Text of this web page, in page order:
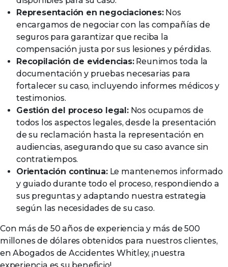
Representación en negociaciones:Nos
encargamos de negociar con las compañías de
seguros para garantizar que reciba la
compensación justa por sus lesiones y pérdidas.
Recopilación de evidencias:Reunimos toda la
documentación y pruebas necesarias para
fortalecer su caso, incluyendo informes médicos y
testimonios.
Gestión del proceso legal:Nos ocupamos de
todos los aspectos legales, desde la presentación
de su reclamación hasta la representación en
audiencias, asegurando que su caso avance sin
contratiempos.
Orientación continua:Le mantenemos informado
y guiado durante todo el proceso, respondiendo a
sus preguntas y adaptando nuestra estrategia
según las necesidades de su caso.
Con más de 50 años de experiencia y más de 500
millones de dólares obtenidos para nuestros clientes,
en Abogados de Accidentes Whitley, ¡nuestra